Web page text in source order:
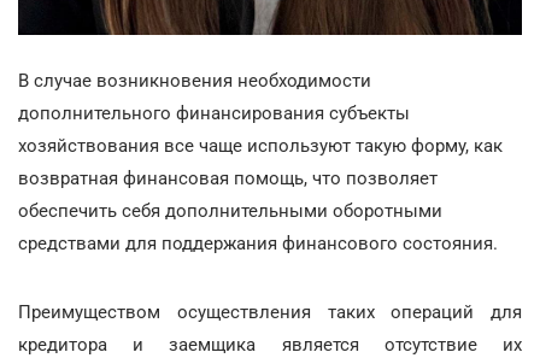
В случае возникновения необходимости
дополнительного финансирования субъекты
хозяйствования все чаще используют такую форму, как
возвратная финансовая помощь, что позволяет
обеспечить себя дополнительными оборотными
средствами для поддержания финансового состояния.
Преимуществом осуществления таких операций для
кредитора и заемщика является отсутствие их